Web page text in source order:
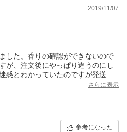
2019/11/07
した。香りの確認ができないので
が、注文後にやっぱり違うのにし
惑とわかっていたのですが発送直
てもらいました。本当に親切に対
した！相手によろこんでいただけ
ちらのショップにお願いしたいと
に感謝致します(*´&#42163;`*)
さらに表示
参考になった